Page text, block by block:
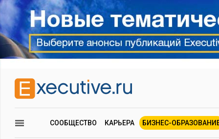
СООБЩЕСТВО КАРЬЕРА БИЗНЕС-